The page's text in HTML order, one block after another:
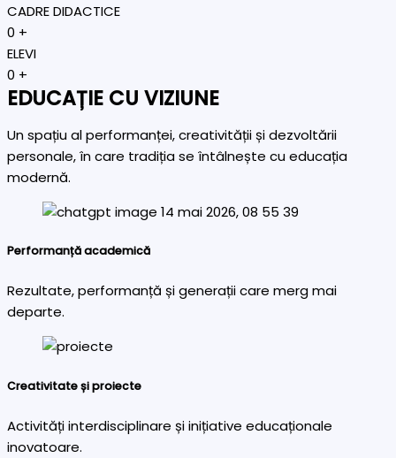
CADRE DIDACTICE
0 +
ELEVI
0 +
EDUCAȚIE CU VIZIUNE
Un spațiu al performanței, creativității și dezvoltării
personale, în care tradiția se întâlnește cu educația
modernă.
Performanță academică
Rezultate, performanță și generații care merg mai
departe.
Creativitate și proiecte
Activități interdisciplinare și inițiative educaționale
inovatoare.